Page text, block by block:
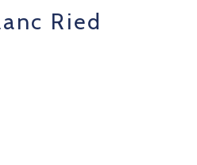
Ried